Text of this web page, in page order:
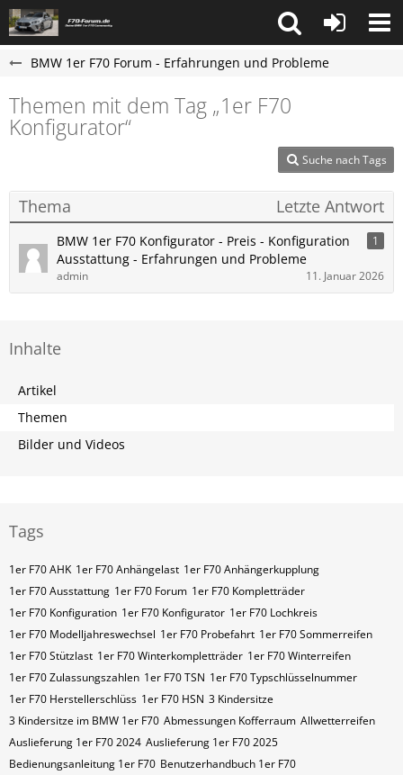
BMW 1er F70 Forum - Erfahrungen und Probleme
Themen mit dem Tag „1er F70
Konfigurator“
Suche nach Tags
Thema Letzte Antwort
BMW 1er F70 Konfigurator - Preis - Konfiguration
Ausstattung - Erfahrungen und Probleme
1
admin 11. Januar 2026
Inhalte
Artikel
Themen
Bilder und Videos
Tags
1er F70 AHK 1er F70 Anhängelast 1er F70 Anhängerkupplung
1er F70 Ausstattung 1er F70 Forum 1er F70 Kompletträder
1er F70 Konfiguration 1er F70 Konfigurator 1er F70 Lochkreis
1er F70 Modelljahreswechsel 1er F70 Probefahrt 1er F70 Sommerreifen
1er F70 Stützlast 1er F70 Winterkompletträder 1er F70 Winterreifen
1er F70 Zulassungszahlen 1er F70​​​​ TSN 1er F70​​​​ Typschlüsselnummer
1er F70​​​​​ Herstellerschlüss 1er F70​​​​​ HSN 3 Kindersitze
3 Kindersitze im BMW 1er F70 Abmessungen Kofferraum Allwetterreifen
Auslieferung 1er F70 2024 Auslieferung 1er F70 2025
Bedienungsanleitung 1er F70 Benutzerhandbuch 1er F70